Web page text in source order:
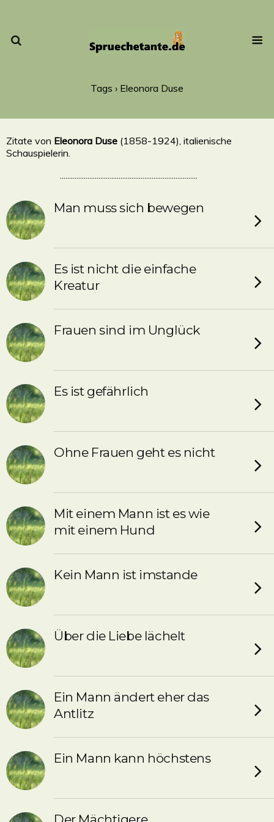
Tags › Eleonora Duse
Zitate von Eleonora Duse (1858-1924), italienische
Schauspielerin.
...........................................................................
Man muss sich bewegen
Es ist nicht die einfache
Kreatur
Frauen sind im Unglück
Es ist gefährlich
Ohne Frauen geht es nicht
Mit einem Mann ist es wie
mit einem Hund
Kein Mann ist imstande
Über die Liebe lächelt
Ein Mann ändert eher das
Antlitz
Ein Mann kann höchstens